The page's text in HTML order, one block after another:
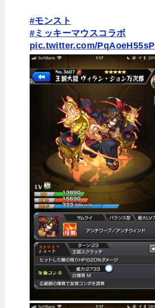
#モンスト
#ミッキーマウスコラボ
pic.twitter.com/PqAoeH55sP